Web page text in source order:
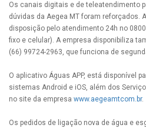
Os canais digitais e de teleatendimento
dúvidas da Aegea MT foram reforçados.
disposição pelo atendimento 24h no
fixo e celular). A empresa disponibiliza
(66) 99724-2963, que funciona de
O aplicativo Águas APP, está disponível
sistemas Android e iOS, além dos
no site da empresa www.aegeamtcom.br.
Os pedidos de ligação nova de água e